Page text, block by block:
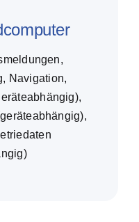
Navigation,